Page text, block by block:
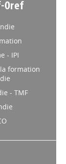
Oref
- IPI
formation
- TMF